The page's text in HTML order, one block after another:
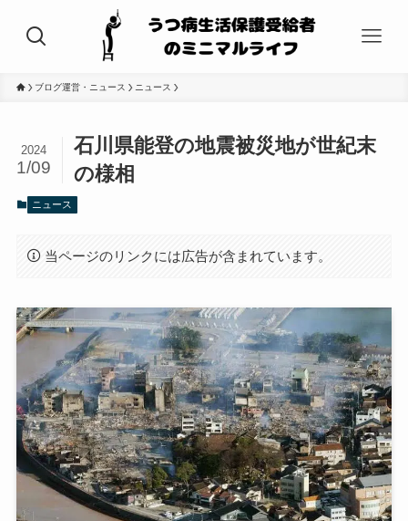
ブログ運営・ニュース ニュース
石川県能登の地震被災地が世紀末
の様相
2024
1/09
ニュース
当ページのリンクには広告が含まれています。